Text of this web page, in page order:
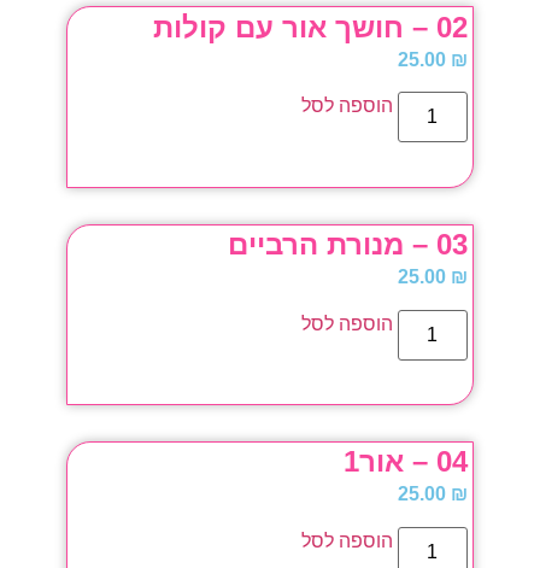
02 – חושך אור עם קולות
25.00 ₪
הוספה לסל
03 – מנורת הרביים
25.00 ₪
הוספה לסל
04 – אור1
25.00 ₪
הוספה לסל